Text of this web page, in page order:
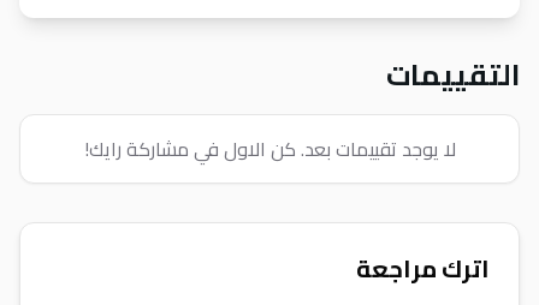
التقييمات
لا يوجد تقييمات بعد. كن الاول في مشاركة رايك!
اترك مراجعة